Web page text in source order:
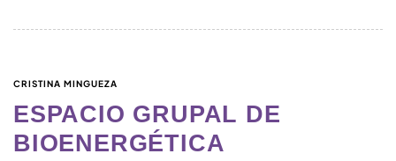
CRISTINA MINGUEZA
ESPACIO GRUPAL DE
BIOENERGÉTICA